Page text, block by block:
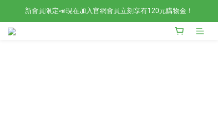
檢驗合格的歐洲好油現在任選2入88折4入85折！
檢驗合格的歐洲好油現在任選2入88折4入85折！